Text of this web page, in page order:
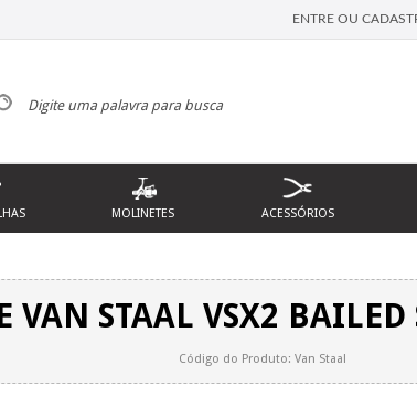
ENTRE OU
MOLINETES ACESSÓRIOS
VAN STAAL VSX2 BAILED
Código do Produto: Van Staal